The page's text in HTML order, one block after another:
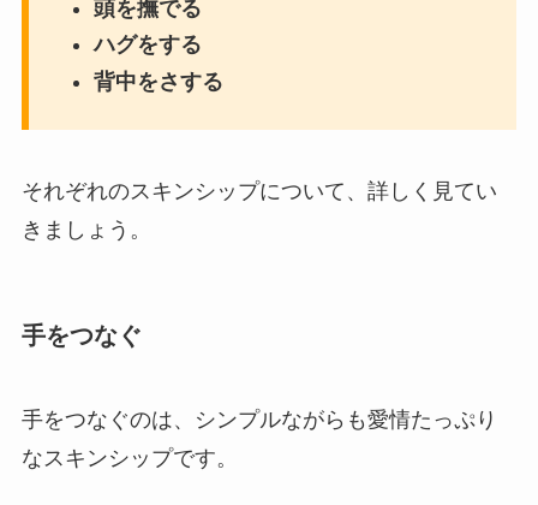
頭を撫でる
ハグをする
背中をさする
それぞれのスキンシップについて、詳しく見てい
きましょう。
手をつなぐ
手をつなぐのは、シンプルながらも愛情たっぷり
なスキンシップです。